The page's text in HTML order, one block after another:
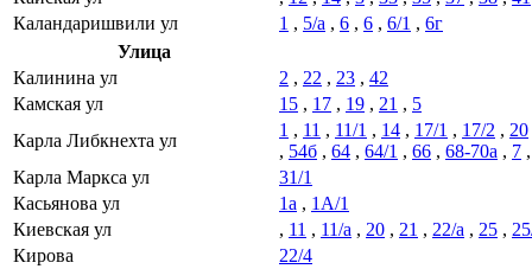
Каландаришвили ул
1 , 5/а , 6 , 6 , 6/1 , 6г
Улица
Калинина ул
2 , 22 , 23 , 42
Камская ул
15 , 17 , 19 , 21 , 5
Карла Либкнехта ул
1 , 11 , 11/1 , 14 , 17/1 , 17/2 , 20
, 54б , 64 , 64/1 , 66 , 68-70а , 7
Карла Маркса ул
31/1
Касьянова ул
1а , 1А/1
Киевская ул
, 11 , 11/а , 20 , 21 , 22/а , 25 ,
Кирова
22/4